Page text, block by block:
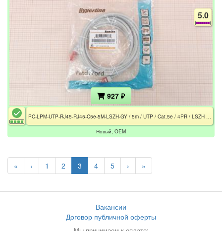
5.0
927 ₽
Новый, OEM
« ‹ 1 2 3 4 5 › »
Вакансии
Договор публичной оферты